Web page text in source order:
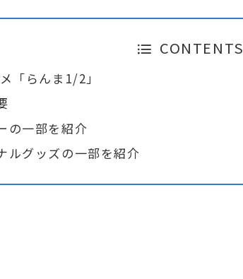
CONTENTS
「らんま1/2」
の一部を紹介
ルグッズの一部を紹介